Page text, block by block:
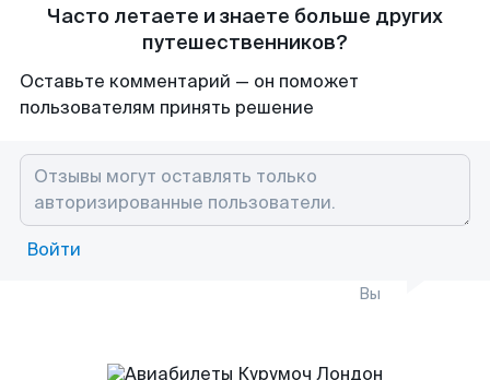
Часто летаете и знаете больше других
путешественников?
Оставьте комментарий — он поможет
пользователям принять решение
Войти
Вы